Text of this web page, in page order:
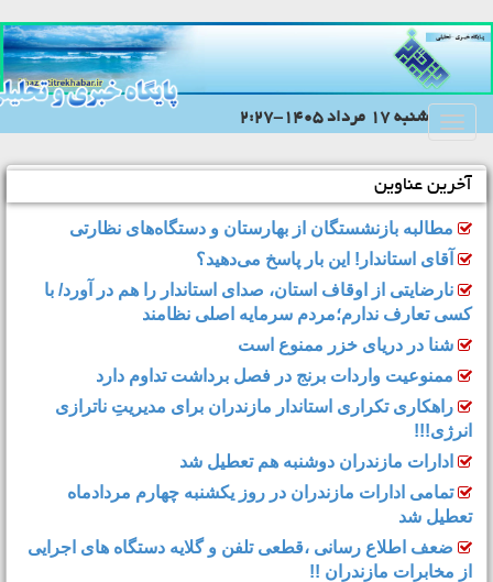
Toggle
شنبه 17 مرداد 1405-2:27
آخرین عناوین
مطالبه بازنشستگان از بهارستان و دستگاه‌های نظارتی
آقای استاندار! این بار پاسخ می‌دهید؟
نارضایتی از اوقاف استان، صدای استاندار را هم در آورد/ با
کسی تعارف ندارم؛مردم سرمایه اصلی نظامند
شنا در دریای خزر ممنوع است
ممنوعیت واردات برنج در فصل برداشت تداوم دارد
راهکاری تکراری استاندار مازندران برای مدیریتِ ناترازی
انرژی!!!
ادارات مازندران دوشنبه هم تعطیل شد
تمامی ادارات مازندران در روز یکشنبه چهارم مردادماه
تعطیل شد
ضعف اطلاع رسانی ،قطعی تلفن و گلایه دستگاه های اجرایی
از مخابرات مازندران !!